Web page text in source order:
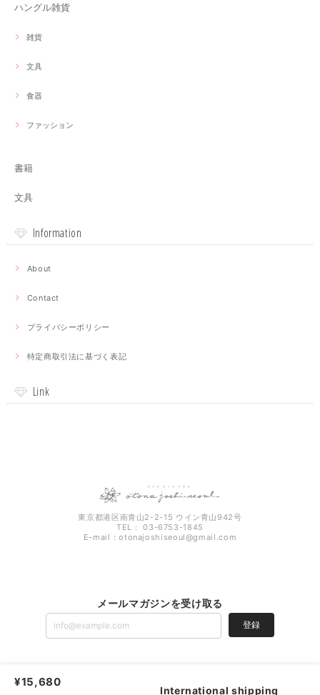
ハングル雑貨
雑貨
文具
食器
ファッション
書籍
文具
Information
About
Contact
プライバシーポリシー
特定商取引法に基づく表記
Link
東京都港区南青山2-2-15 ウイン青山942号
TEL： 03-6753-1845
E-mail：otonajoshiseoul@gmail.com
メールマガジンを受け取る
登録
otona joshi seoul | プライバシーポリシー| 特定商取引法に基づく表記
¥15,680
International shipping